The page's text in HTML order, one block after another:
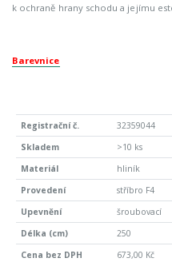
k ochraně hrany schodu a jejímu
Barevnice
32359044
>10 ks
hliník
stříbro F4
šroubovací
250
673,00 Kč